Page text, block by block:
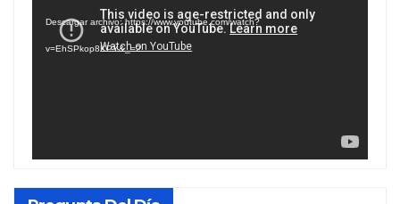
vídeo
Descargar archivo: https://www.youtube.com/watch?
v=EhSPkop8KPY&_=2